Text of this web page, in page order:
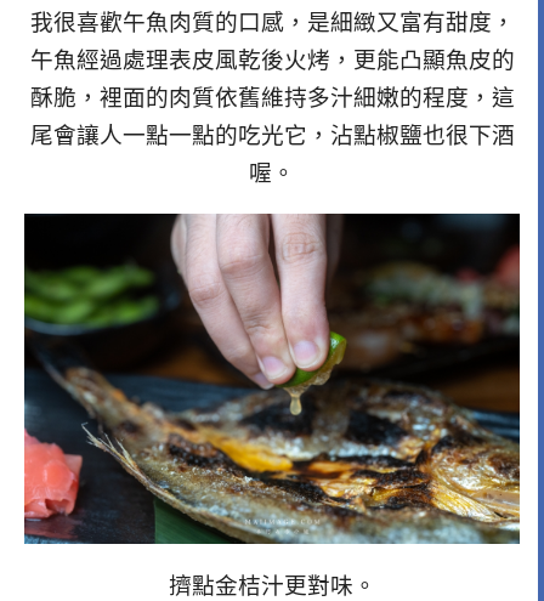
我很喜歡午魚肉質的口感，是細緻又富有甜度，
午魚經過處理表皮風乾後火烤，更能凸顯魚皮的
酥脆，裡面的肉質依舊維持多汁細嫩的程度，這
尾會讓人一點一點的吃光它，沾點椒鹽也很下酒
喔。
擠點金桔汁更對味。